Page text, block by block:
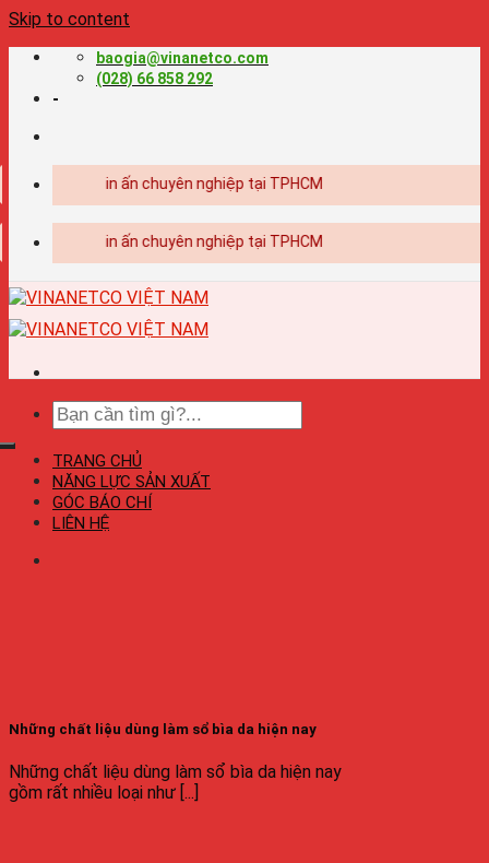
Skip to content
baogia@vinanetco.com
(028) 66 858 292
-
| Thiết kế - in ấn chuyên nghiệp tại TPHCM
| Thiết kế - in ấn chuyên nghiệp tại TPHCM
TRANG CHỦ
NĂNG LỰC SẢN XUẤT
GÓC BÁO CHÍ
LIÊN HỆ
Những chất liệu dùng làm sổ bìa da hiện nay
Những chất liệu dùng làm sổ bìa da hiện nay
gồm rất nhiều loại như [...]